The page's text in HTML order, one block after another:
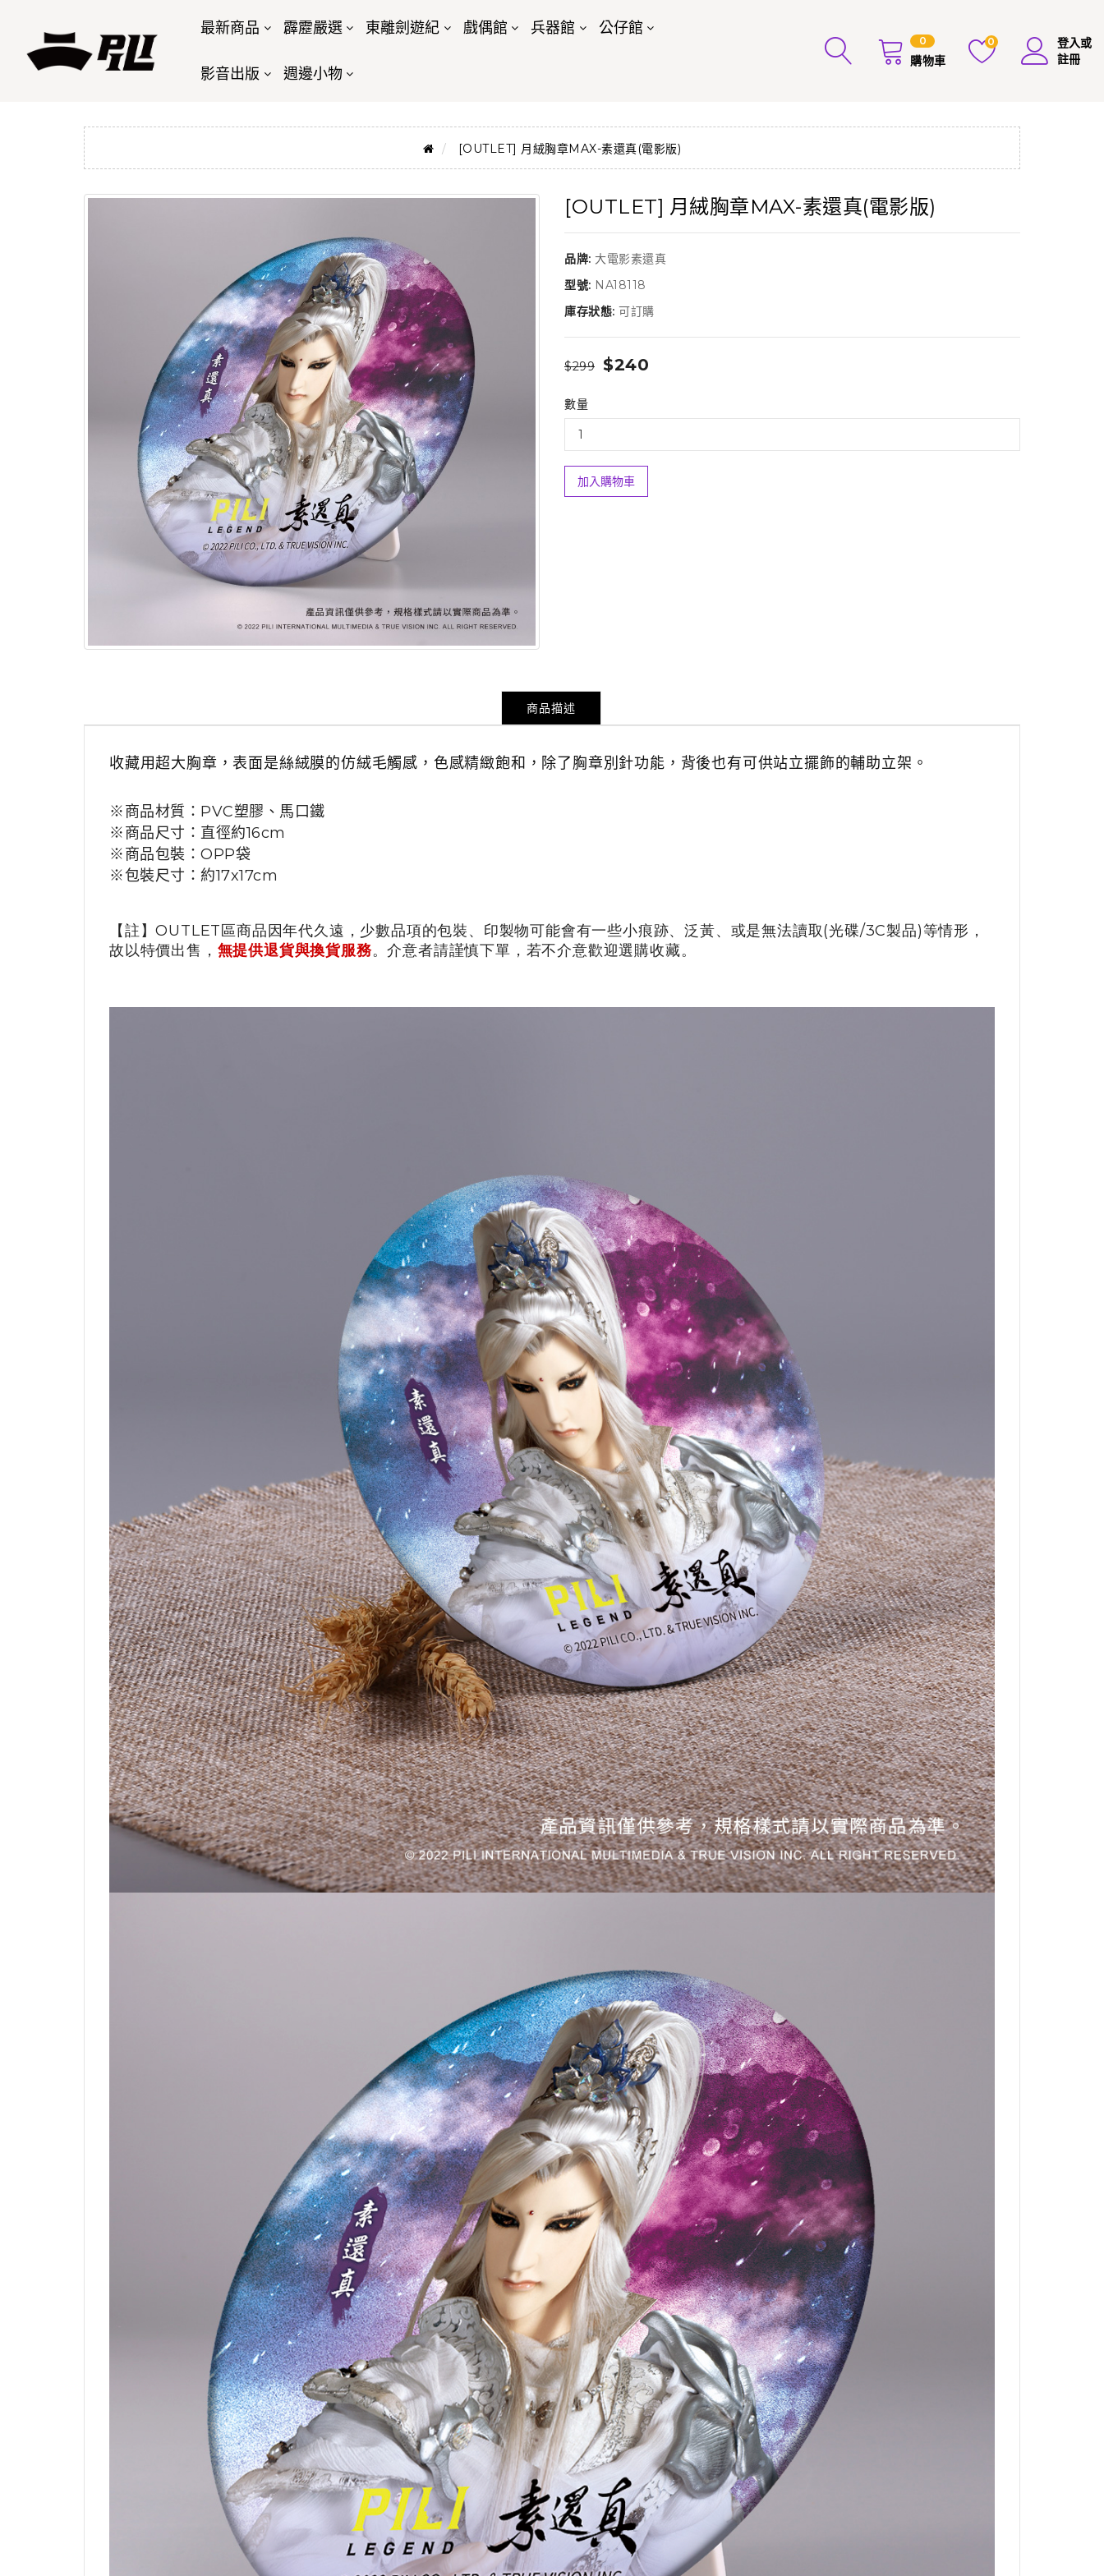
最新商品 霹靂嚴選 東離劍遊紀 戲偶館 兵器館 公仔館
影音出版 週邊小物
0
購物車
0
登入或
註冊
[OUTLET] 月絨胸章MAX-素還真(電影版)
[OUTLET] 月絨胸章MAX-素還真(電影版)
品牌: 大電影素還真
型號: NA18118
庫存狀態: 可訂購
$299 $240
數量
加入購物車
商品描述
收藏用超大胸章，表面是絲絨膜的仿絨毛觸感，色感精緻飽和， 除了胸章別針功能，背後也有可供站立擺飾的輔助立架。
※商品材質 ： PVC塑膠、馬口鐵
※商品尺寸：直徑約16cm
※商品包裝 ： OPP袋
※包裝尺寸：約17x17cm
【註】OUTLET區商品因年代久遠，少數品項的包裝、印製物可能會有一些小痕跡、泛黃、或是無法讀取(光碟/3C製品)等情形，
故以特價出售， 無提供退貨與換貨服務。介意者請謹慎下單，若不介意歡迎選購收藏。